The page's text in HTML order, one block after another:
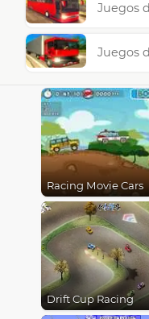
Juegos
Juegos
Racing Movie Cars
Drift Cup Racing